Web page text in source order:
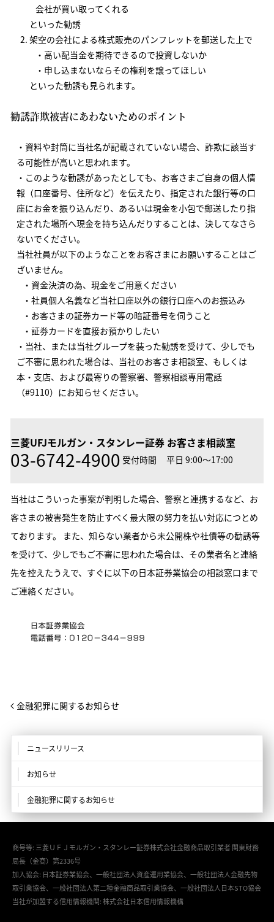
会社が買い取ってくれる
といった勧誘
架空の会社による株式販売のパンフレットを郵送した上で
高い配当金を期待できるので投資しないか
申し込まないならその権利を譲ってほしい
といった勧誘も見られます。
勧誘詐欺被害にあわないためのポイント
資料や封筒に当社名が記載されていない場合、詐欺に該当す
る可能性が高いと思われます。
このような勧誘があったとしても、お客さまご自身の個人情
報（口座番号、住所など）を伝えたり、指定された銀行等の口
座にお金を振り込んだり、あるいは現金を小包で郵送したり指
定された場所へ現金を持ち込んだりすることは、決してなさら
ないでください。
当社社員が以下のようなことをお客さまにお願いすることはご
ざいません。
資金決済の為、現金をご用意ください
社員個人名義など当社口座以外の銀行口座へのお振込み
お客さまの証券カード等の暗証番号を伺うこと
証券カードを直接お預かりしたい
当社、または当社グループを装った勧誘を受けて、少しでも
ご不審に思われた場合は、当社のお客さま相談室、もしくは
本・支店、および最寄りの警察署、警察相談専用電話
（#9110）にお知らせください。
三菱UFJモルガン・スタンレー証券 お客さま相談室
03-6742-4900 受付時間 平日 9:00～17:00
当社はこういった事案が判明した場合、警察と連携するなど、お
客さまの被害発生を防止すべく最大限の努力を払い対応につとめ
ております。 また、知らない業者から未公開株や社債等の勧誘等
を受けて、少しでもご不審に思われた場合は、その業者名と連絡
先を控えたうえで、すぐに以下の日本証券業協会の相談窓口まで
ご連絡ください。
金融犯罪に関するお知らせ
ニュースリリース
お知らせ
金融犯罪に関するお知らせ
商号等: 三菱ＵＦＪモルガン・スタンレー証券株式会社金融商品取引業者 関東財務
局長（金商）第2336号
加入協会: 日本証券業協会、一般社団法人資産運用業協会、一般社団法人金融先物
取引業協会、一般社団法人第二種金融商品取引業協会、一般社団法人日本STO協会
当社が加盟する信用情報機関: 株式会社日本信用情報機構